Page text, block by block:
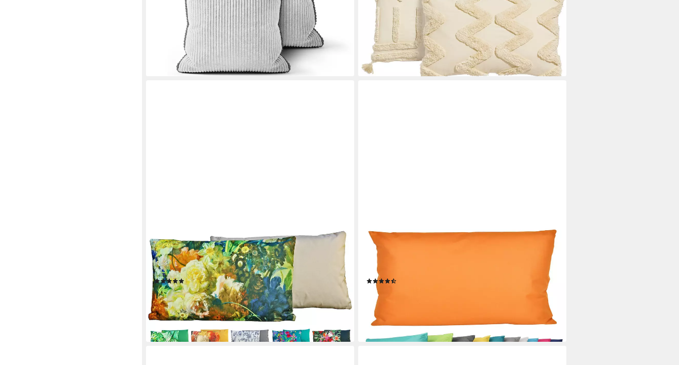
lieferbar - in 3-4 Werktagen bei dir
+8
-25%
lieferbar - in 1-2 Werktagen bei dir
Dekokissen Outdoor Lounge Kissen 30x50cm Motiv inkl.
Füllung, mit Lotus-Effekt, Robust, Strapazierfähig, für
Innen & Außen geeignet
(16)
14,40 € UVP22,90 €
-37%
lieferbar - in 2-3 Werktagen bei dir
JACK
Dekokissen JACK Outdoor Lounge Kissen 30x50cm
Dekokissen inkl. Füllung Wasserfest, mit Lotus-Effekt,
Robust, Strapazierfähig, für Innen & Außen
12,90 €
-35%
lieferbar - in 2-3 Werktagen bei dir
+16